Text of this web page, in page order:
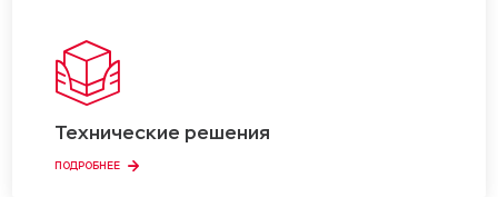
Технические решения
ПОДРОБНЕЕ